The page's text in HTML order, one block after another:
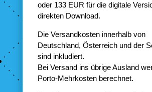
oder 133 EUR für die digitale
direkten Download.
Die Versandkosten innerhalb von
Deutschland, Österreich und der
sind inkludiert.
Bei Versand ins übrige Ausland
Porto-Mehrkosten berechnet.